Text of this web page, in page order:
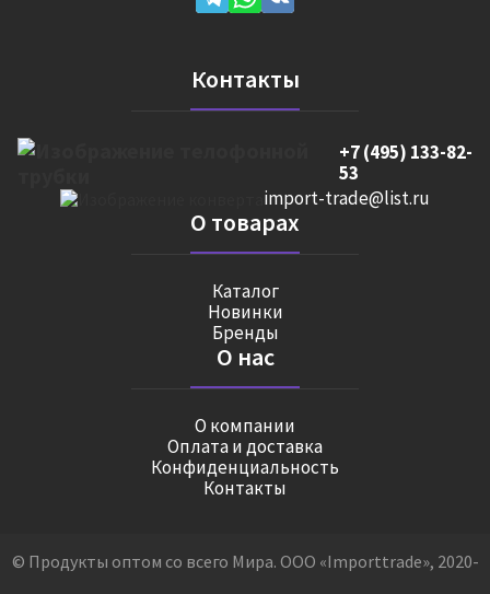
Контакты
+7 (495) 133-82-
53
import-trade@list.ru
О товарах
Каталог
Новинки
Бренды
О нас
О компании
Оплата и доставка
Конфиденциальность
Контакты
© Продукты оптом со всего Мира. ООО «Importtrade», 2020-